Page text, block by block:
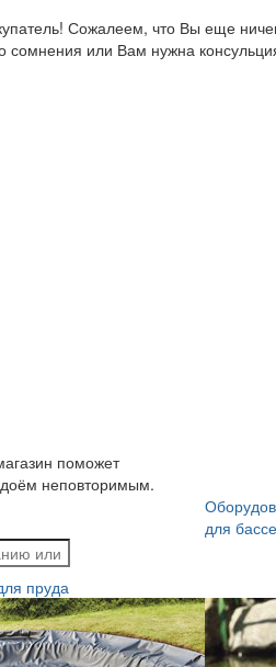
Сожалеем, что Вы еще
сомнения или Вам нужна
поможет
неповторимым.
для
пруда